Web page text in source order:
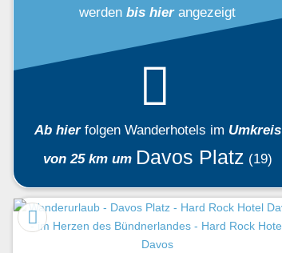
werden bis hierangezeigt
Ab hier folgen Wanderhotels im Umkreis
von 25 km um Davos Platz (19)